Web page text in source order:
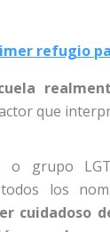
refugio
que
o grupo
los
cuidadoso